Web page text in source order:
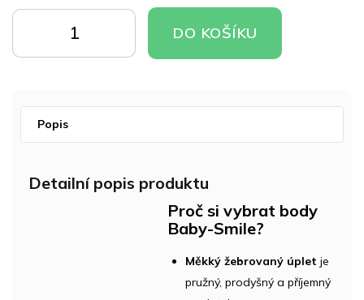
cena:
KOŠÍKU
KOŠÍKU
DO KOŠÍKU
Popis
Detailní popis produktu
Proč si vybrat body
Baby-Smile?
Měkký žebrovaný úplet je
pružný, prodyšný a příjemný